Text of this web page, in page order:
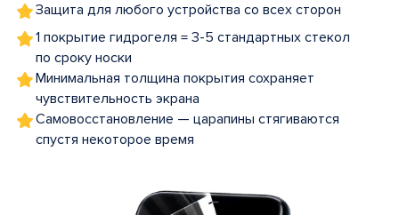
Защита для любого устройства со всех сторон
1 покрытие гидрогеля = 3-5 стандартных стекол
по сроку носки
Минимальная толщина покрытия сохраняет
чувствительность экрана
Самовосстановление — царапины стягиваются
спустя некоторое время